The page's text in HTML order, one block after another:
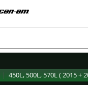
450L, 500L, 570L ( 2015 +